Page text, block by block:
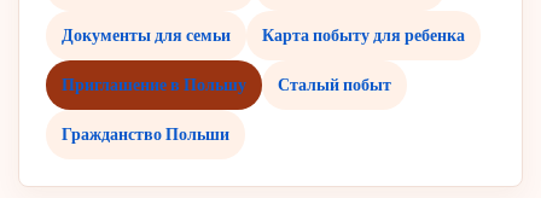
Документы для семьи Карта побыту для ребенка
Приглашение в Польшу Сталый побыт
Гражданство Польши